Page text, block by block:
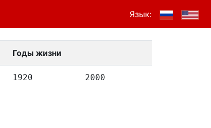
Язык:
Годы жизни
1920 2000